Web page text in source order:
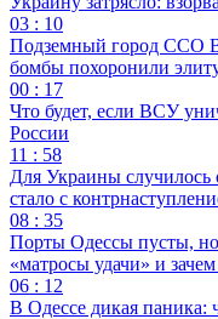
03 : 10
Подземный город ССО
бомбы похоронили
00 : 17
Что будет, если ВСУ
России
11 : 58
Для Украины случилось
стало с
08 : 35
Порты Одессы пусты, но
«матросы удачи» и
06 : 12
В Одессе дикая паника: